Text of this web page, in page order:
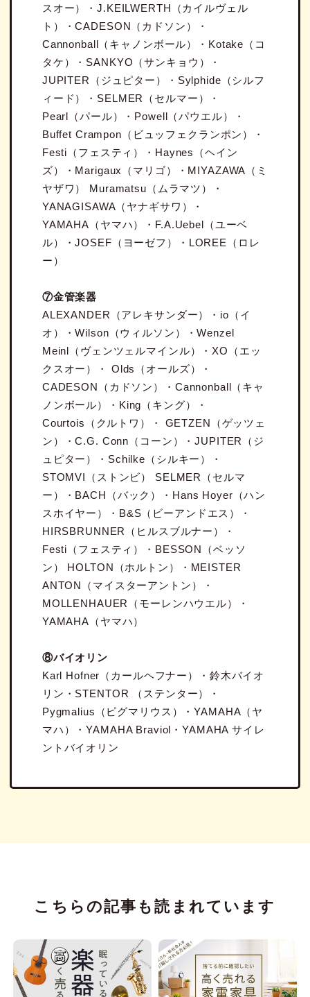
スオー）・J.KEILWERTH（カイルヴェル
ト）・CADESON（カドソン）・
Cannonball（キャノンボール）・Kotake（コ
タケ）・SANKYO（サンキョウ）・
JUPITER（ジュピター）・Sylphide（シルフ
ィード）・SELMER（セルマー）・
Pearl（パール）・Powell（パウエル）・
Buffet Crampon（ビュッフェクランポン）・
Festi（フェスティ）・Haynes（ヘイン
ズ）・Marigaux（マリゴ）・MIYAZAWA（ミ
ヤザワ） Muramatsu（ムラマツ）・
YANAGISAWA（ヤナギサワ）・
YAMAHA（ヤマハ）・F.A.Uebel（ユーベ
ル）・JOSEF（ヨーゼフ）・LOREE（ロレ
ー）
⑦金管楽器
ALEXANDER（アレキサンダー）・io（イ
オ）・Wilson（ウィルソン）・Wenzel
Meinl（ヴェンツェルマインル）・XO（エッ
クスオー）・ Olds（オールズ）・
CADESON（カドソン）・Cannonball（キャ
ノンボール）・King（キング）・
Courtois（クルトワ）・ GETZEN（ゲッツェ
ン）・C.G. Conn（コーン）・JUPITER（ジ
ュピター）・Schilke（シルキー）・
STOMVI（ストンビ） SELMER（セルマ
ー）・BACH（バック）・Hans Hoyer（ハン
スホイヤー）・B&S（ビーアンドエス）・
HIRSBRUNNER（ヒルスブルナー）・
Festi（フェスティ）・BESSON（ベッソ
ン） HOLTON（ホルトン）・MEISTER
ANTON（マイスターアントン）・
MOLLENHAUER（モーレンハウエル）・
YAMAHA（ヤマハ）
⑧バイオリン
Karl Hofner（カールヘフナー）・鈴木バイオ
リン・STENTOR （ステンター）・
Pygmalius（ピグマリウス）・YAMAHA（ヤ
マハ）・YAMAHA Braviol・YAMAHA サイレ
ントバイオリン
こちらの記事も読まれています